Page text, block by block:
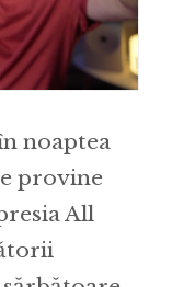
noaptea
provine
All